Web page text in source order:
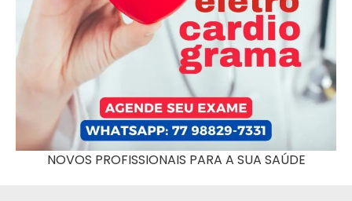
NOVOS PROFISSIONAIS PARA A SUA SAÚDE